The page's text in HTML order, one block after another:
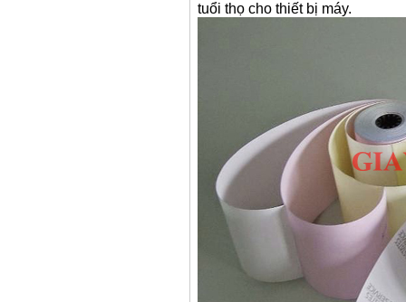
tuổi thọ cho thiết bị máy.